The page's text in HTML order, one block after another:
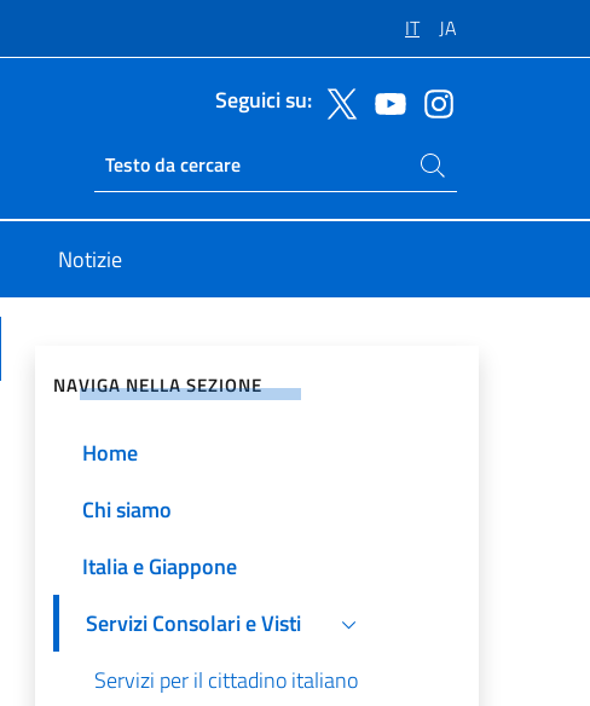
IT JA
Seguici su:
Ricerca sito live
Cerca nel sito
Notizie
NAVIGA NELLA SEZIONE
Home
Chi siamo
Italia e Giappone
Servizi Consolari e Visti
Servizi per il cittadino italiano